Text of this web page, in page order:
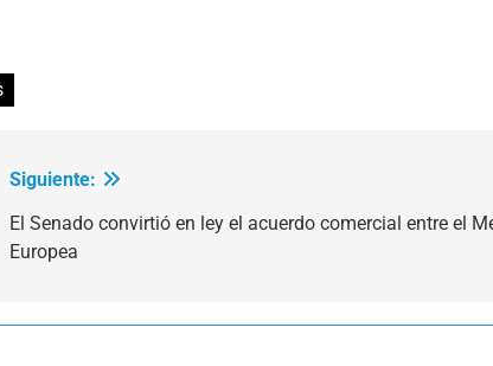
Siguiente:
El Senado convirtió en ley el acuerdo comercial entre el
Europea